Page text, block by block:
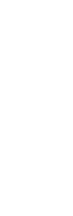
ako
špekulujú
a bronz